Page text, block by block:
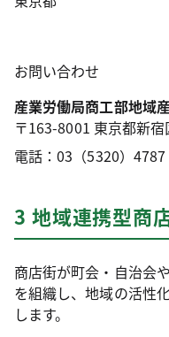
お問い合わせ
産業労働局商工部地域
〒163-8001 東京都新
電話：03（5320）4787
3 地域連携型商
商店街が町会・自治会
を組織し、地域の活性
します。